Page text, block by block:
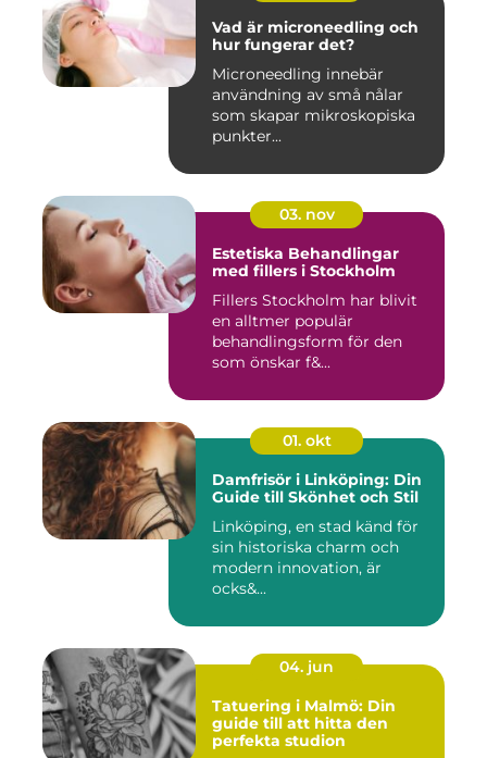
Vad är microneedling och
hur fungerar det?
Microneedling innebär
användning av små nålar
som skapar mikroskopiska
punkter...
03. nov
Estetiska Behandlingar
med fillers i Stockholm
Fillers Stockholm har blivit
en alltmer populär
behandlingsform för den
som önskar f&...
01. okt
Damfrisör i Linköping: Din
Guide till Skönhet och Stil
Linköping, en stad känd för
sin historiska charm och
modern innovation, är
ocks&...
04. jun
Tatuering i Malmö: Din
guide till att hitta den
perfekta studion